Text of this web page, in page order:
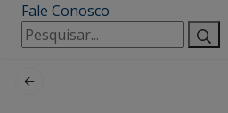
Fale Conosco
Pesquisar
por: